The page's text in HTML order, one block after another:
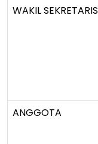
WAKIL SEKRETARIS
ANGGOTA